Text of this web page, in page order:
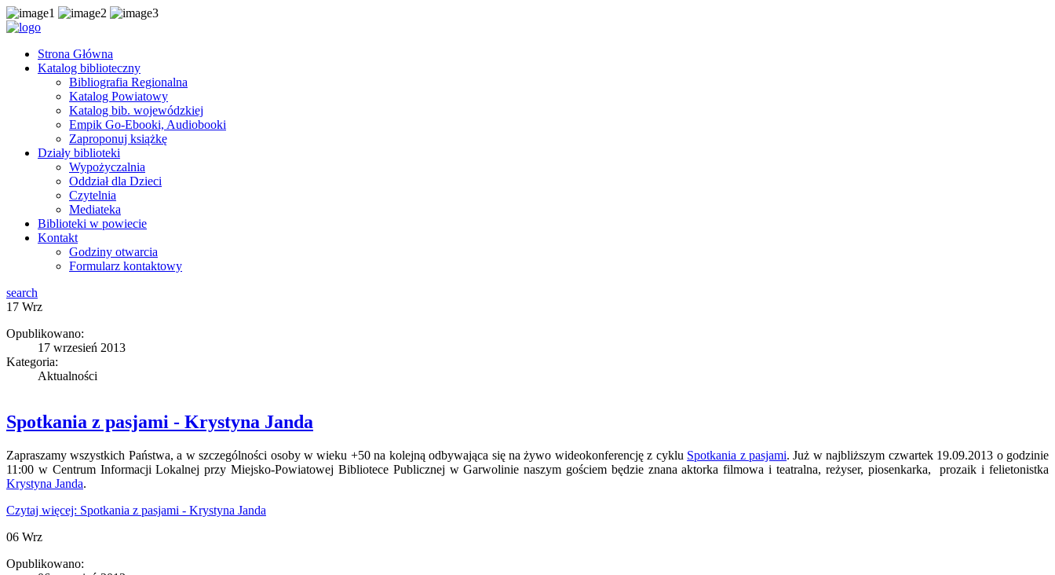
Strona Główna
Katalog biblioteczny
Bibliografia Regionalna
Katalog Powiatowy
Katalog bib. wojewódzkiej
Empik Go-Ebooki, Audiobooki
Zaproponuj książkę
Działy biblioteki
Wypożyczalnia
Oddział dla Dzieci
Czytelnia
Mediateka
Biblioteki w powiecie
Kontakt
Godziny otwarcia
Formularz kontaktowy
search
17 Wrz
Opublikowano:
17 wrzesień 2013
Kategoria:
Aktualności
Spotkania z pasjami - Krystyna Janda
Zapraszamy wszystkich Państwa, a w szczególności osoby w wieku +50 na kolejną odbywająca się na żywo wideokonferencję z cyklu Spotkania z pasjami. Już w najbliższym czwartek 19.09.2013 o godzinie
11:00 w Centrum Informacji Lokalnej przy Miejsko-Powiatowej Bibliotece Publicznej w Garwolinie naszym gościem będzie znana aktorka filmowa i teatralna, reżyser, piosenkarka, prozaik i felietonistka
Krystyna Janda.
Czytaj więcej: Spotkania z pasjami - Krystyna Janda
06 Wrz
Opublikowano: